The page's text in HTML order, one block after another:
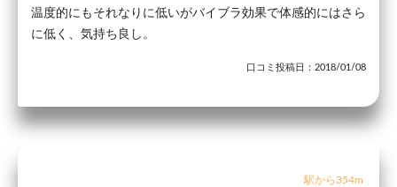
温度的にもそれなりに低いがバイブラ効果で体感的にはさら
に低く、気持ち良し。
口コミ投稿日：2018/01/08
駅から354m